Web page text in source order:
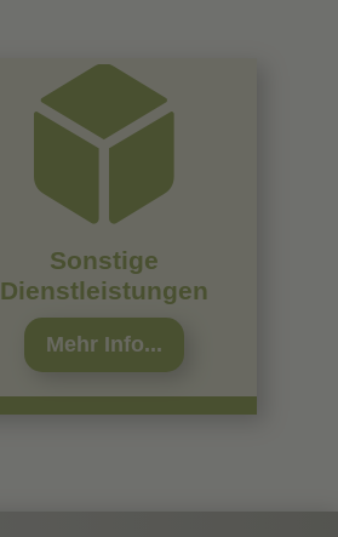

Sonstige
Dienstleistungen
Mehr Info...